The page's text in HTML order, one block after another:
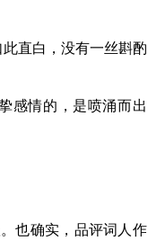
直白，没有一丝斟酌
感情的，是喷涌而出
也确实，品评词人作